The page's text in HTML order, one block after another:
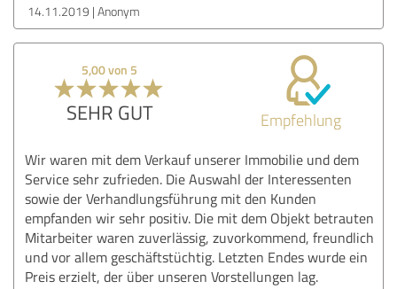
14.11.2019 Anonym
5,00 von 5
SEHR GUT Empfehlung
Wir waren mit dem Verkauf unserer Immobilie und dem
Service sehr zufrieden. Die Auswahl der Interessenten
sowie der Verhandlungsführung mit den Kunden
empfanden wir sehr positiv. Die mit dem Objekt betrauten
Mitarbeiter waren zuverlässig, zuvorkommend, freundlich
und vor allem geschäftstüchtig. Letzten Endes wurde ein
Preis erzielt, der über unseren Vorstellungen lag.